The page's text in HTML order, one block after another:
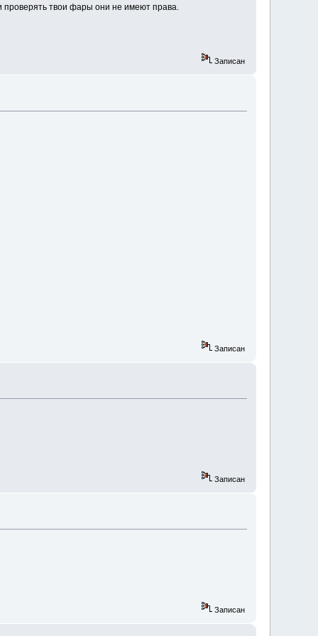
проверять твои фары они не имеют права.
Записан
Записан
Записан
Записан